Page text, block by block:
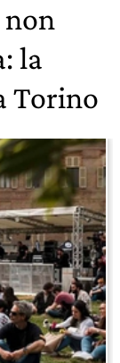
la
Torino